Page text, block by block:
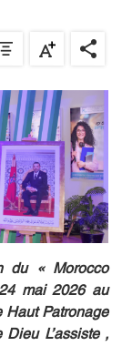
du « Morocco
mai 2026 au
Patronage
L’assiste ,